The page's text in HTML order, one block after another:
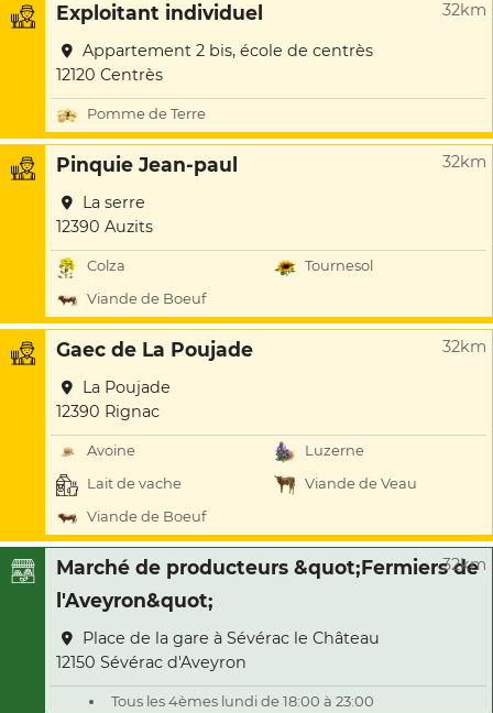
Exploitant individuel 32km
Appartement 2 bis, école de centrès
12120 Centrès
Pomme de Terre
Pinquie Jean-paul 32km
La serre
12390 Auzits
Colza
Tournesol
Viande de Boeuf
Gaec de La Poujade 32km
La Poujade
12390 Rignac
Avoine
Luzerne
Lait de vache
Viande de Veau
Viande de Boeuf
Marché de producteurs &quot;Fermiers de
l'Aveyron&quot;
32km
Place de la gare à Sévérac le Château
12150 Sévérac d'Aveyron
Tous les 4èmes lundi de 18:00 à 23:00